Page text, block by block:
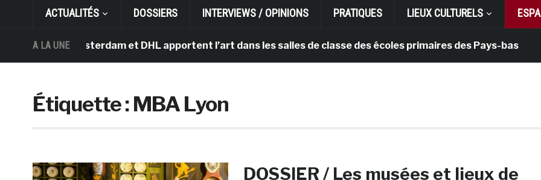
ACTUALITÉS DOSSIERS INTERVIEWS / OPINIONS PRATIQUES LIEUX CULTURELS
A LA UNE
d’Amsterdam et DHL apportent l’art dans les salles de classe des écoles primaires des Pays-bas il y a
Étiquette :MBA Lyon
DOSSIER / Les musées et lieux de